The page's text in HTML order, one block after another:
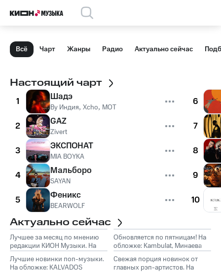
Всё Чарт Жанры Радио Актуально сейчас
Настоящий чарт
1 Шадэ
By Индия, Xcho, MOT
2 GAZ
Zivert
3 ЭКСПОНАТ
MIA BOYKA
4 Мальборо
SAYAN
5 Феникс
BEARWOLF
6
7
8
9
10
Актуально сейчас
Лучшее за месяц по мнению
редакции КИОН Музыки. На
обложке: Marselle
Обновляется по пятницам! На
обложке: Kambulat, Минаева
Лучшие новинки поп-музыки.
На обложке: KALVADOS
Свежая порция новинок от
главных рэп-артистов. На